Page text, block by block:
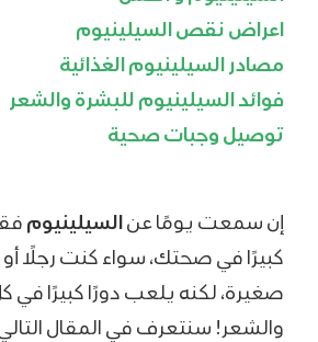
اعراض نقص السيلينيوم
مصادر السيلينيوم الغذائية
فوائد السيلينيوم للبشرة والشعر
توصيل وجبات صحية
إن سمعت يومًا عنالسيلينيوم
كبيرًا في صحتك، سواء كنت رجلًا
صغيرة، لكنه يلعب دورًا كبيرًا في
والشعر! سنتعرف في المقال